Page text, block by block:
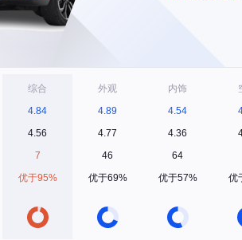
综合
4.84
4.56
7
优于95%
外观
4.89
4.77
46
优于69%
内饰
4.54
4.36
64
优于57%
优